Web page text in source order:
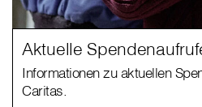
Aktuelle
Informationen zu aktuellen
Caritas.